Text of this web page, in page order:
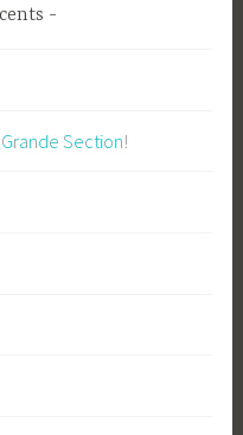
Section!